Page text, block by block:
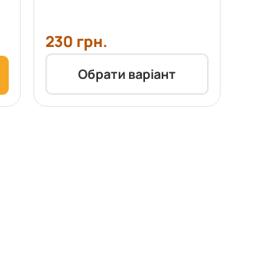
230 грн.
Обрати варіант